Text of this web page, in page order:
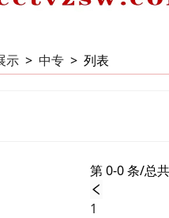
示 > 中专 > 列表
第 0-0 条/总
1